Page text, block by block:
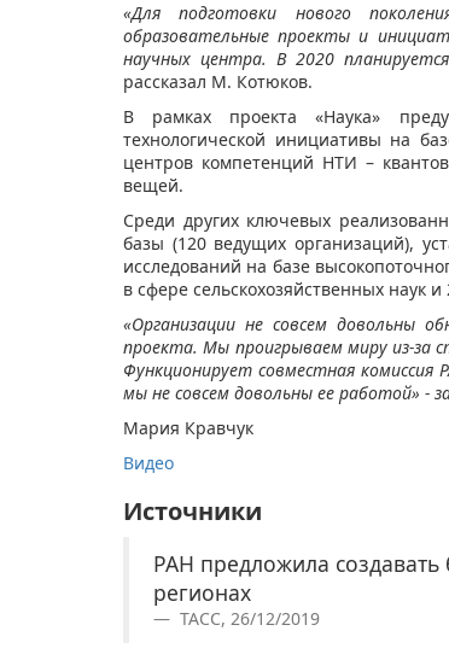
«Для подготовки нового
образовательные проекты и
научных центра. В 2020
рассказал М. Котюков.
В рамках проекта «Наука»
технологической инициативы на
центров компетенций НТИ –
вещей.
Среди других ключевых
базы (120 ведущих организаций),
исследований на базе
в сфере сельскохозяйственных наук
«Организации не совсем довольны
проекта. Мы проигрываем миру из-за
Функционирует совместная
мы не совсем довольны ее работой» -
Мария Кравчук
Видео
Источники
РАН предложила
регионах
ТАСС, 26/12/2019